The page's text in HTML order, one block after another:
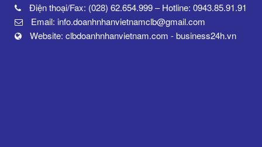
Điện thoại/Fax: (028) 62.654.999 – Hotline: 0943.85.91.91
Email: info.doanhnhanvietnamclb@gmail.com
Website: clbdoanhnhanvietnam.com - business24h.vn